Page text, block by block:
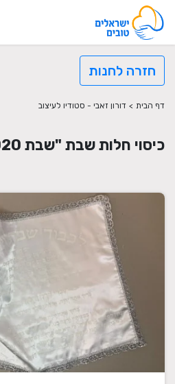
חזרה לחנות
דף הבית > דורון זאבי - סטודיו לעיצוב
כיסוי חלות שבת "שבת 2020"